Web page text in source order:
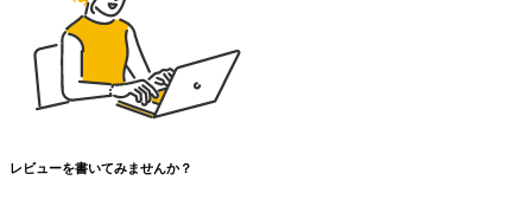
レビューを書いてみませんか？